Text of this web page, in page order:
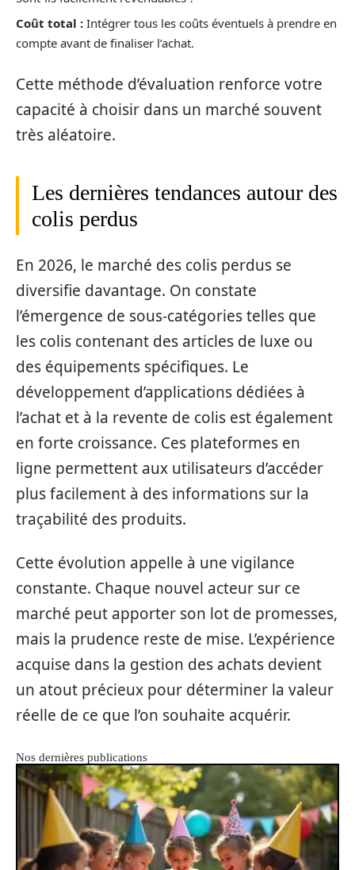
Coût total : Intégrer tous les coûts éventuels à prendre en
compte avant de finaliser l’achat.
Cette méthode d’évaluation renforce votre
capacité à choisir dans un marché souvent
très aléatoire.
Les dernières tendances autour des
colis perdus
En 2026, le marché des colis perdus se
diversifie davantage. On constate
l’émergence de sous-catégories telles que
les colis contenant des articles de luxe ou
des équipements spécifiques. Le
développement d’applications dédiées à
l’achat et à la revente de colis est également
en forte croissance. Ces plateformes en
ligne permettent aux utilisateurs d’accéder
plus facilement à des informations sur la
traçabilité des produits.
Cette évolution appelle à une vigilance
constante. Chaque nouvel acteur sur ce
marché peut apporter son lot de promesses,
mais la prudence reste de mise. L’expérience
acquise dans la gestion des achats devient
un atout précieux pour déterminer la valeur
réelle de ce que l’on souhaite acquérir.
Nos dernières publications